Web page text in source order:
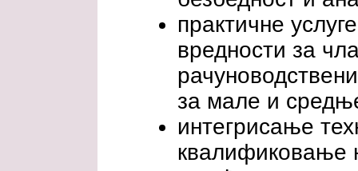
практичне
вредности за
за мале и
интегрисање
квалификовање